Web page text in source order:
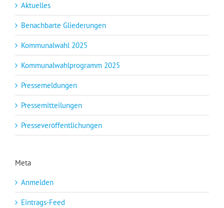
Aktuelles
Benachbarte Gliederungen
Kommunalwahl 2025
Kommunalwahlprogramm 2025
Pressemeldungen
Pressemitteilungen
Presseveröffentlichungen
Meta
Anmelden
Eintrags-Feed